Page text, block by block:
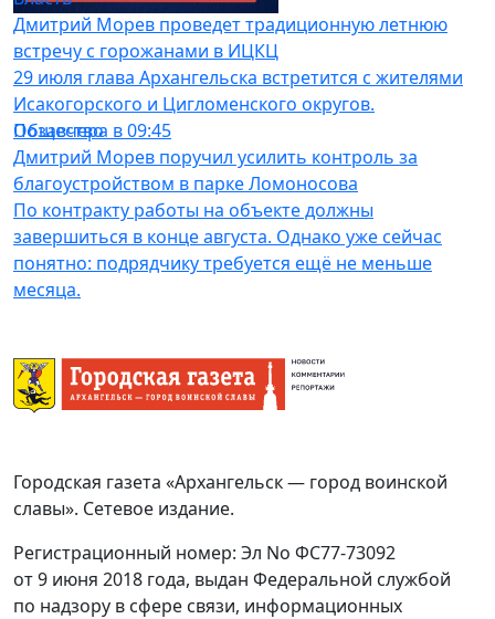
Дмитрий Морев проведет традиционную летнюю
встречу с горожанами в ИЦКЦ
29 июля глава Архангельска встретится с жителями
Исакогорского и Цигломенского округов.
Общество
Позавчера в 09:45
Дмитрий Морев поручил усилить контроль за
благоустройством в парке Ломоносова
По контракту работы на объекте должны
завершиться в конце августа. Однако уже сейчас
понятно: подрядчику требуется ещё не меньше
месяца.
Городская газета «Архангельск — город воинской
славы». Сетевое издание.
Регистрационный номер: Эл No ФС77-73092
от 9 июня 2018 года, выдан Федеральной службой
по надзору в сфере связи, информационных